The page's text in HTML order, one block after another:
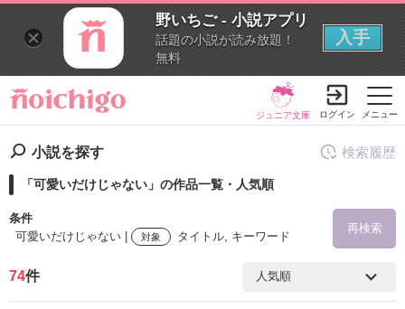
野いちご - 小説アプリ
話題の小説が読み放題！
無料
入手
メニュー
ジュニア文庫 ログイン
小説を探す
「可愛いだけじゃない」の作品一覧・人気順
条件
可愛いだけじゃない |
対象 タイトル, キーワード
再検索
検索ワード
検索履歴
74件